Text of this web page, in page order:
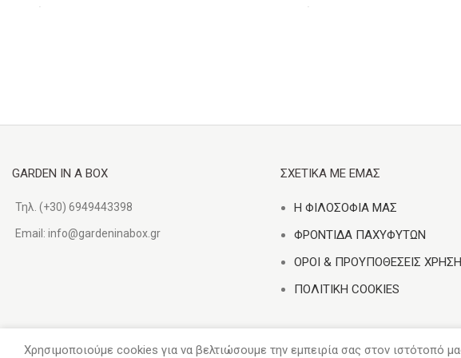
Επιλέξτε... Επιλέξτε...
GARDEN IN A BOX
Τηλ. (+30) 6949443398
Email: info@gardeninabox.gr
ΣΧΕΤΙΚΑ ΜΕ ΕΜΑΣ
Η ΦΙΛΟΣΟΦΙΑ ΜΑΣ
ΦΡΟΝΤΙΔΑ ΠΑΧΥΦΥΤΩΝ
ΟΡΟΙ & ΠΡΟΥΠΟΘΕΣΕΙΣ
ΠΟΛΙΤΙΚΗ COOKIES
Χρησιμοποιούμε cookies για να βελτιώσουμε την εμπειρία σας στον ιστότοπό